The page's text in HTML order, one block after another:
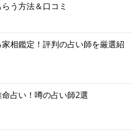
う方法＆口コミ
相鑑定！評判の占い師を厳選紹
占い！噂の占い師2選